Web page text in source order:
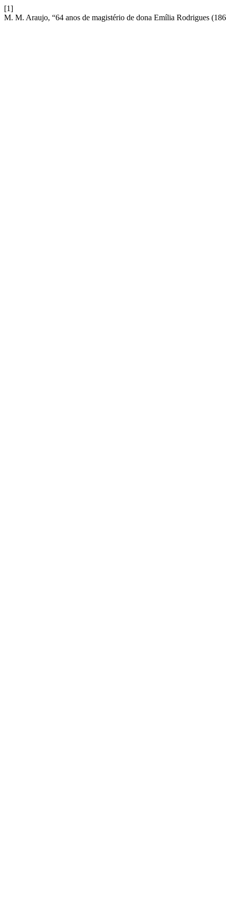
[1]
M. M. Araujo, “64 anos de magistério de dona Emília Rodrigues